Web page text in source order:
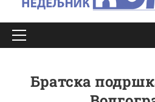
Примарy
Братска